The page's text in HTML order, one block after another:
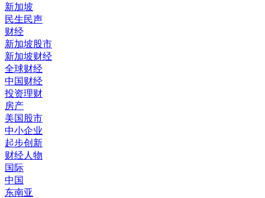
新加坡
民生民声
财经
新加坡股市
新加坡财经
全球财经
中国财经
投资理财
房产
美国股市
中小企业
起步创新
财经人物
国际
中国
东南亚